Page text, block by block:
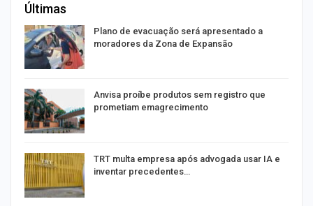
Últimas
Plano de evacuação será apresentado a
moradores da Zona de Expansão
Anvisa proíbe produtos sem registro que
prometiam emagrecimento
TRT multa empresa após advogada usar IA e
inventar precedentes…